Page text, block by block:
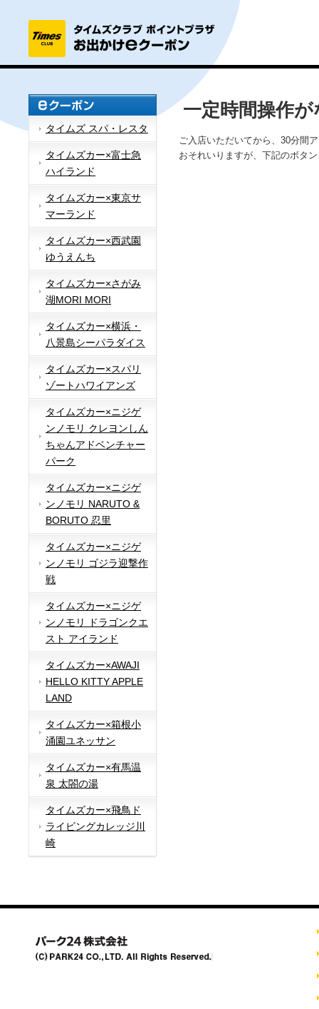
タイムズ スパ・レスタ
タイムズカー×富士急
ハイランド
タイムズカー×東京サ
マーランド
タイムズカー×西武園
ゆうえんち
タイムズカー×さがみ
湖MORI MORI
タイムズカー×横浜・
八景島シーパラダイス
タイムズカー×スパリ
ゾートハワイアンズ
タイムズカー×ニジゲ
ンノモリ クレヨンしん
ちゃんアドベンチャー
パーク
タイムズカー×ニジゲ
ンノモリ NARUTO &
BORUTO 忍里
タイムズカー×ニジゲ
ンノモリ ゴジラ迎撃作
戦
タイムズカー×ニジゲ
ンノモリ ドラゴンクエ
スト アイランド
タイムズカー×AWAJI
HELLO KITTY APPLE
LAND
タイムズカー×箱根小
涌園ユネッサン
タイムズカー×有馬温
泉 太閤の湯
タイムズカー×飛鳥ド
ライビングカレッジ川
崎
一定時間操作
ご入店いただいてから、30分間
おそれいりますが、下記のボタ